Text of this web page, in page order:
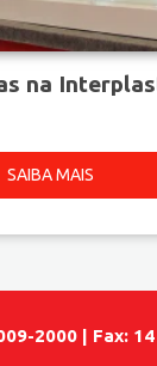
na
SAIBA MAIS
2000 | Fax: